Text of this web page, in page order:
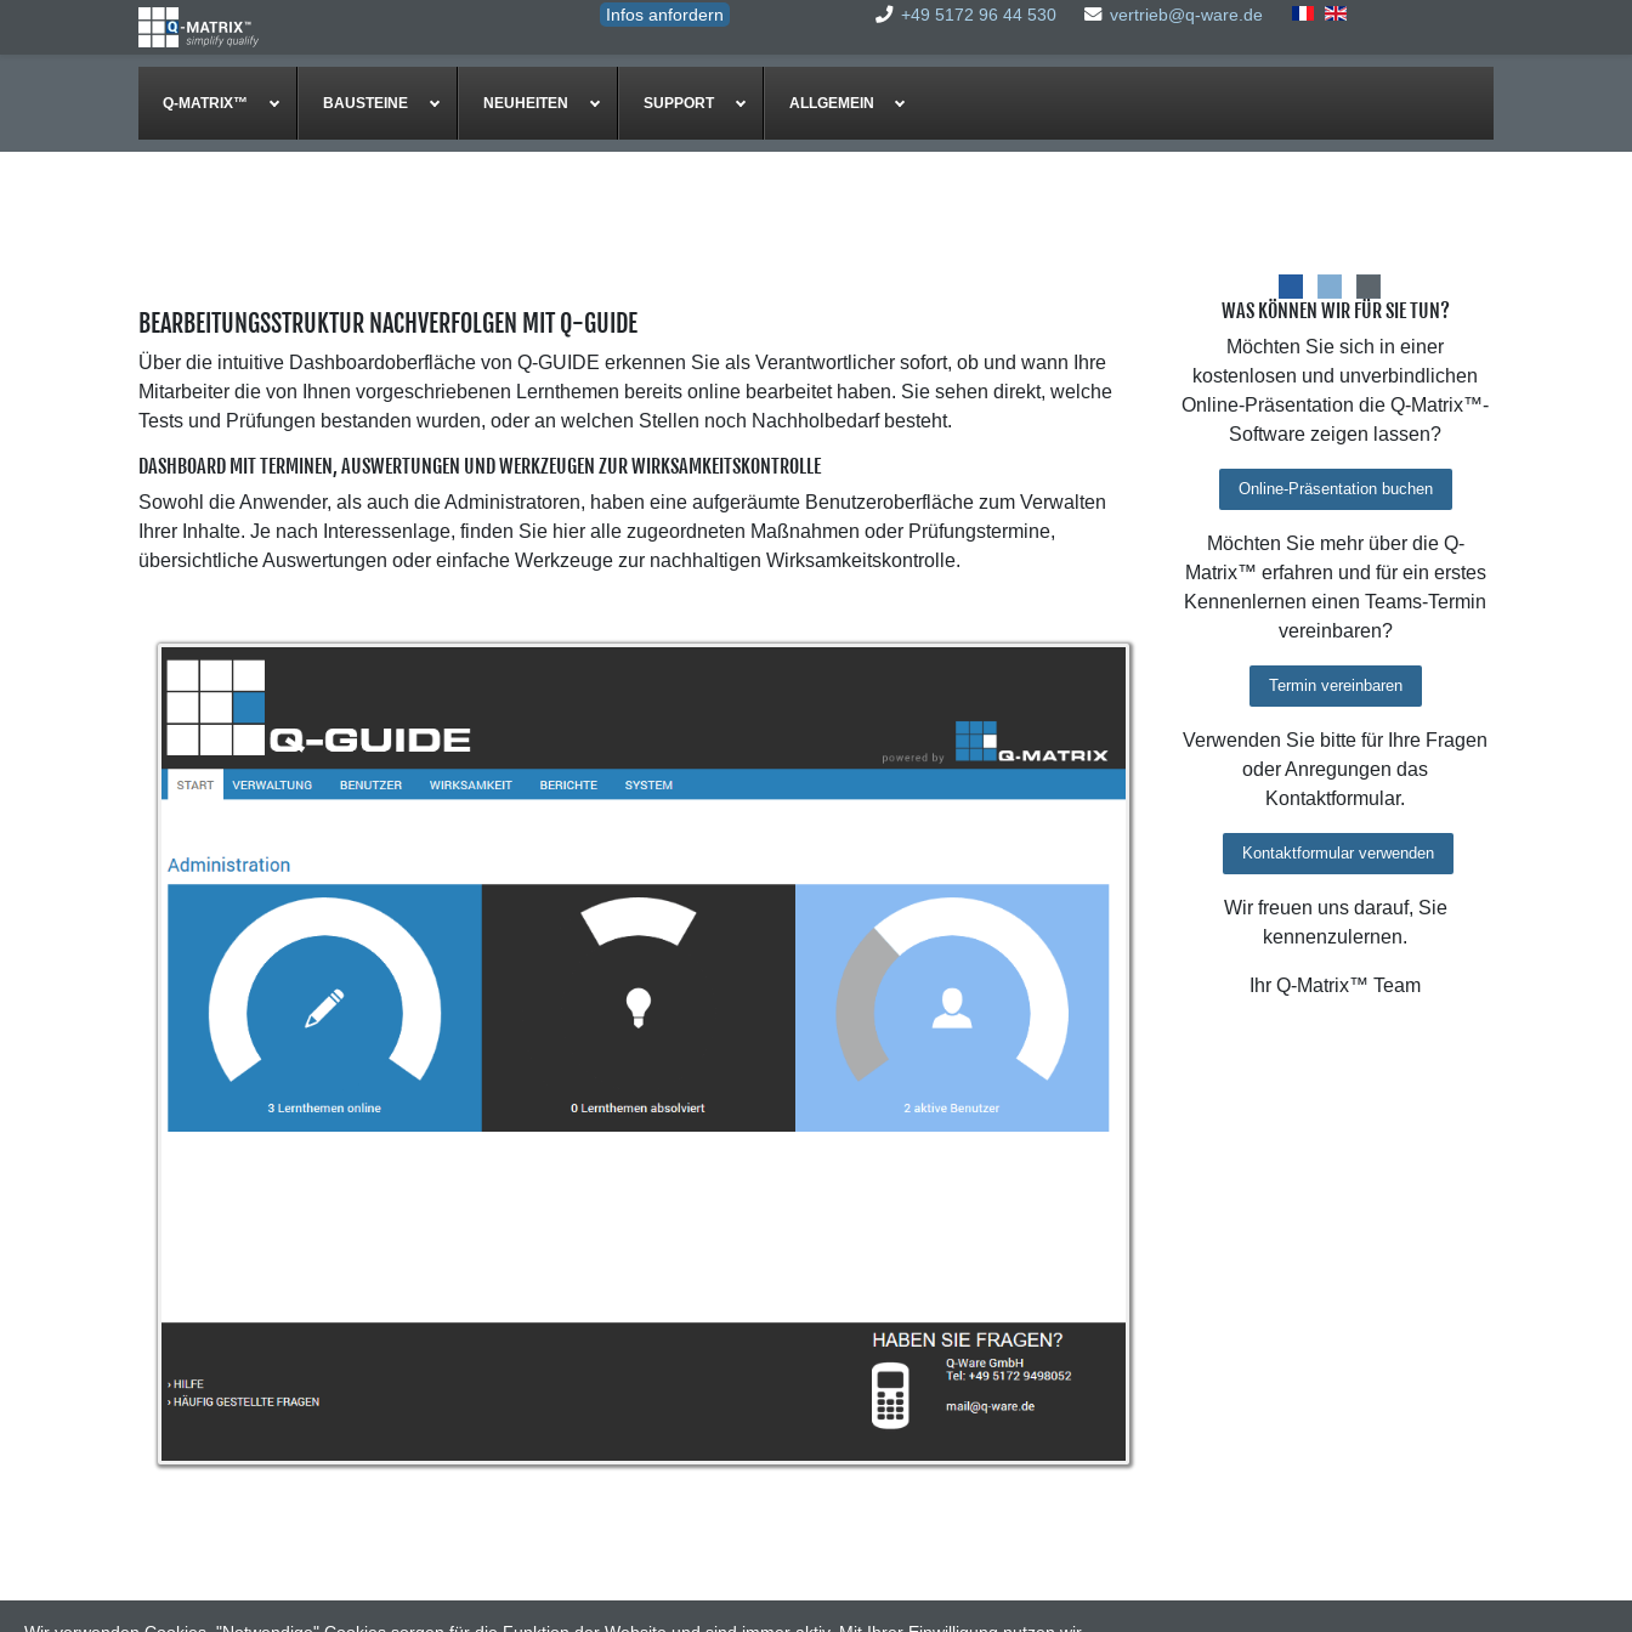
Infos anfordern +49 5172 96 44 530 vertrieb@q-ware.de
Q-MATRIX™ BAUSTEINE NEUHEITEN SUPPORT ALLGEMEIN
BEARBEITUNGSSTRUKTUR NACHVERFOLGEN MIT Q-GUIDE
Über die intuitive Dashboardoberfläche von Q-GUIDE erkennen Sie als Verantwortlicher sofort, ob und wann Ihre
Mitarbeiter die von Ihnen vorgeschriebenen Lernthemen bereits online bearbeitet haben. Sie sehen direkt, welche
Tests und Prüfungen bestanden wurden, oder an welchen Stellen noch Nachholbedarf besteht.
DASHBOARD MIT TERMINEN, AUSWERTUNGEN UND WERKZEUGEN ZUR WIRKSAMKEITSKONTROLLE
Sowohl die Anwender, als auch die Administratoren, haben eine aufgeräumte Benutzeroberfläche zum Verwalten
Ihrer Inhalte. Je nach Interessenlage, finden Sie hier alle zugeordneten Maßnahmen oder Prüfungstermine,
übersichtliche Auswertungen oder einfache Werkzeuge zur nachhaltigen Wirksamkeitskontrolle.
WAS KÖNNEN WIR FÜR SIE TUN?
Möchten Sie sich in einer
kostenlosen und unverbindlichen
Online-Präsentation die Q-Matrix™-
Software zeigen lassen?
Online-Präsentation buchen
Möchten Sie mehr über die Q-
Matrix™ erfahren und für ein erstes
Kennenlernen einen Teams-Termin
vereinbaren?
Termin vereinbaren
Verwenden Sie bitte für Ihre Fragen
oder Anregungen das
Kontaktformular.
Kontaktformular verwenden
Wir freuen uns darauf, Sie
kennenzulernen.
Ihr Q-Matrix™ Team